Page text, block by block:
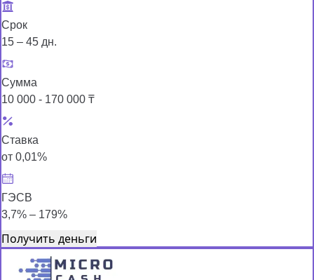
Срок
15 – 45 дн.
Сумма
10 000 - 170 000 ₸
Ставка
от 0,01%
ГЭСВ
3,7% – 179%
Получить деньги